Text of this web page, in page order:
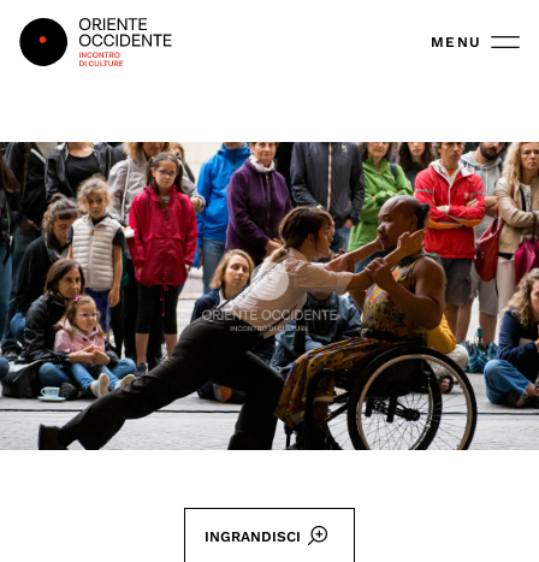
Oriente Occidente MENU
INGRANDISCI